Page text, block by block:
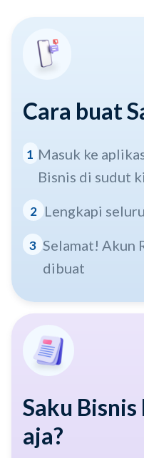
Cara buat
1 Masuk ke
Bisnis di sudut
2 Lengkapi
3 Selamat! Akun
dibuat
Saku
aja?